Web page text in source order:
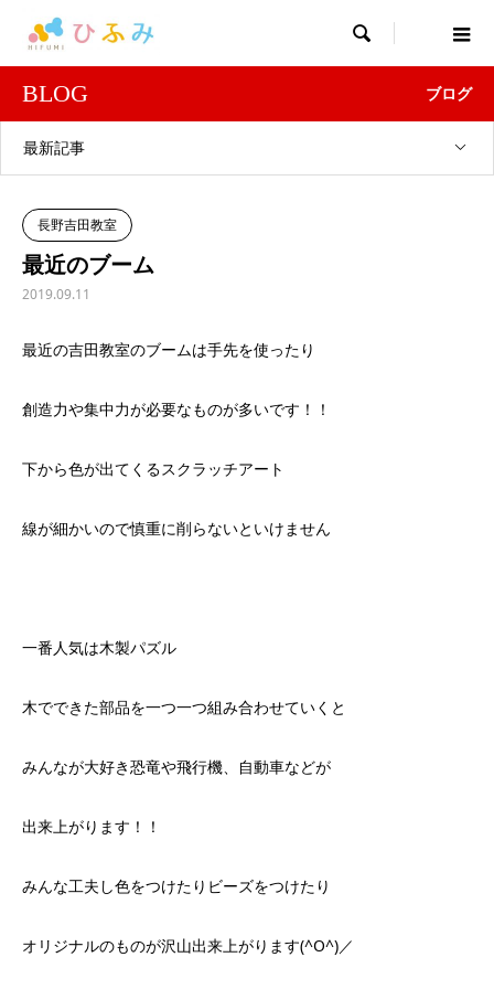

BLOG ブログ
最新記事
長野吉田教室
最近のブーム
2019.09.11
最近の吉田教室のブームは手先を使ったり
創造力や集中力が必要なものが多いです！！
下から色が出てくるスクラッチアート
線が細かいので慎重に削らないといけません
一番人気は木製パズル
木でできた部品を一つ一つ組み合わせていくと
みんなが大好き恐竜や飛行機、自動車などが
出来上がります！！
みんな工夫し色をつけたりビーズをつけたり
オリジナルのものが沢山出来上がります(^O^)／